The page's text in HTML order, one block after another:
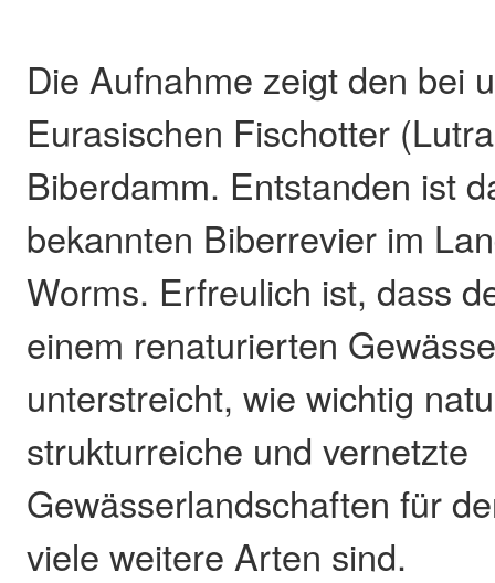
Die Aufnahme zeigt den bei
Eurasischen Fischotter
Biberdamm. Entstanden ist
bekannten Biberrevier im
Worms. Erfreulich ist, dass
einem renaturierten
unterstreicht, wie wichtig
strukturreiche und vernetzte
Gewässerlandschaften für
viele weitere Arten sind.